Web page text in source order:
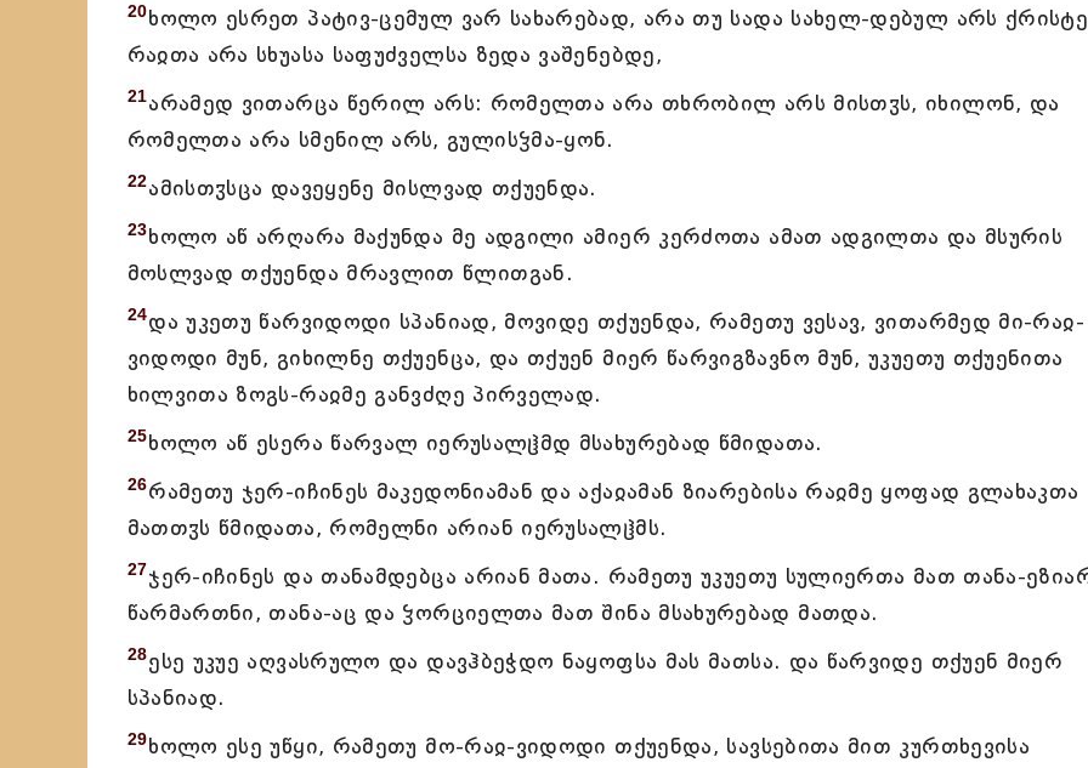
20ხოლო ესრეთ პატივ-ცემულ ვარ სახარებად, არა თუ სადა სახელ-დებულ არს
რაჲთა არა სხუასა საფუძველსა ზედა ვაშენებდე,
21არამედ ვითარცა წერილ არს: რომელთა არა თხრობილ არს მისთჳს, იხილონ, და
რომელთა არა სმენილ არს, გულისჴმა-ყონ.
22ამისთჳსცა დავეყენე მისლვად თქუენდა.
23ხოლო აწ არღარა მაქუნდა მე ადგილი ამიერ კერძოთა ამათ ადგილთა და მსურის
მოსლვად თქუენდა მრავლით წლითგან.
24და უკეთუ წარვიდოდი სპანიად, მოვიდე თქუენდა, რამეთუ ვესავ, ვითარმედ მი-რაჲ-
ვიდოდი მუნ, გიხილნე თქუენცა, და თქუენ მიერ წარვიგზავნო მუნ, უკუეთუ თქუენითა
ხილვითა ზოგს-რაჲმე განვძღე პირველად.
25ხოლო აწ ესერა წარვალ იერუსალჱმდ მსახურებად წმიდათა.
26რამეთუ ჯერ-იჩინეს მაკედონიამან და აქაჲამან ზიარებისა რაჲმე ყოფად გლახაკთა
მათთჳს წმიდათა, რომელნი არიან იერუსალჱმს.
27ჯერ-იჩინეს და თანამდებცა არიან მათა. რამეთუ უკუეთუ სულიერთა მათ თანა-
წარმართნი, თანა-აც და ჴორციელთა მათ შინა მსახურებად მათდა.
28ესე უკუე აღვასრულო და დავჰბეჭდო ნაყოფსა მას მათსა. და წარვიდე თქუენ მიერ
სპანიად.
29ხოლო ესე უწყი, რამეთუ მო-რაჲ-ვიდოდი თქუენდა, სავსებითა მით კურთხევისა